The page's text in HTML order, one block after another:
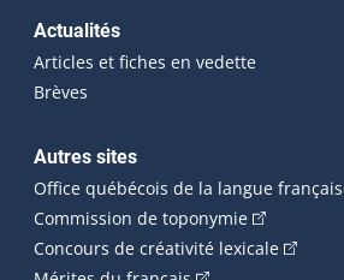
Actualités
Articles et fiches en vedette
Brèves
Autres sites
Office québécois de la langue
Commission de toponymie(Cet
Concours de créativité lexicale(Cet